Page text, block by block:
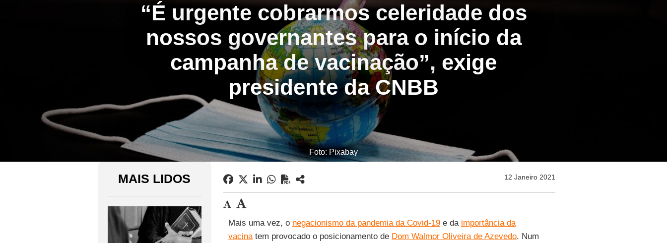
“É urgente cobrarmos celeridade dos
nossos governantes para o início da
campanha de vacinação”, exige
presidente da CNBB
Foto: Pixabay
MAIS LIDOS 12 Janeiro 2021
Mais uma vez, o negacionismo da pandemia da Covid-19e da importância da
vacinatem provocado o posicionamento de Dom Walmor Oliveira de Azevedo. Num